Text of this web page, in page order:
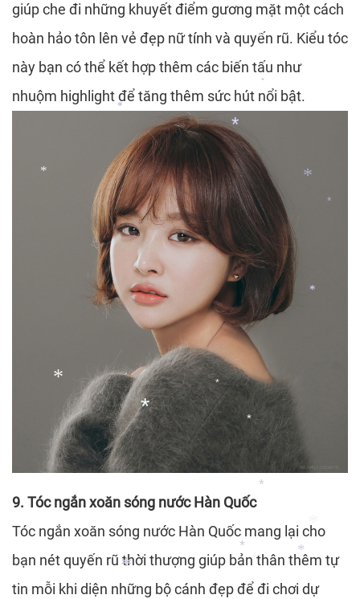
*
*
*
*
*
*
*
*
*
*
giúp che đi những khuyết điểm gương mặt một cách
hoàn hảo tôn lên vẻ đẹp nữ tính và quyến rũ. Kiểu tóc
này bạn có thể kết hợp thêm các biến tấu như
nhuộm highlight để tăng thêm sức hút nổi bật.
9. Tóc ngắn xoăn sóng nước Hàn Quốc
Tóc ngắn xoăn sóng nước Hàn Quốc mang lại cho
bạn nét quyến rũ thời thượng giúp bản thân thêm tự
tin mỗi khi diện những bộ cánh đẹp để đi chơi dự